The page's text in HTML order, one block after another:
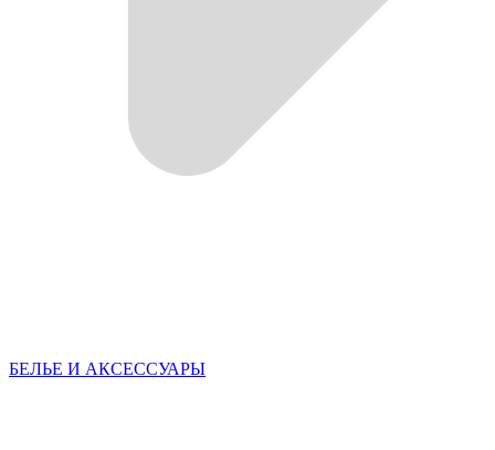
БЕЛЬЕ И АКСЕССУАРЫ